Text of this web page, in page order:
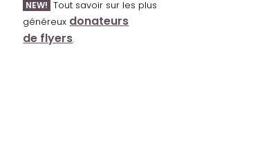
NEW! Tout savoir sur les plus
généreux donateurs
de flyers.